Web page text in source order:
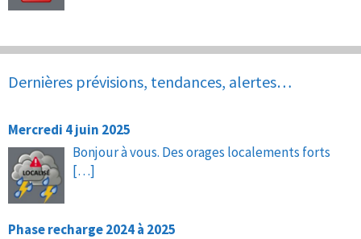
Dernières prévisions, tendances, alertes…
Mercredi 4 juin 2025
Bonjour à vous. Des orages localements forts
[…]
Phase recharge 2024 à 2025